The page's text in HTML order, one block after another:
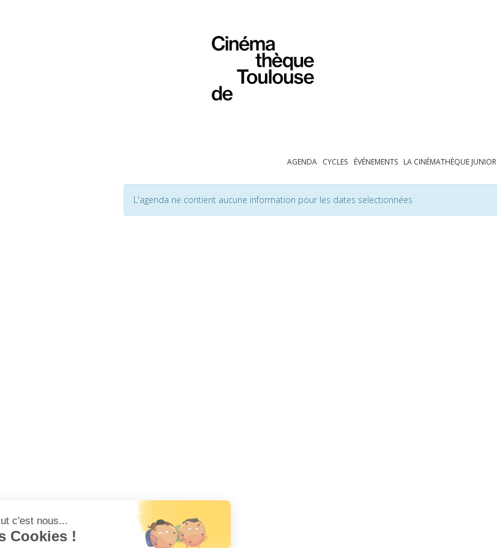
AGENDA CYCLES ÉVÉNEMENTS LA CINÉMATHÈQUE JUNIOR
L'agenda ne contient aucune information pour les dates selectionnées